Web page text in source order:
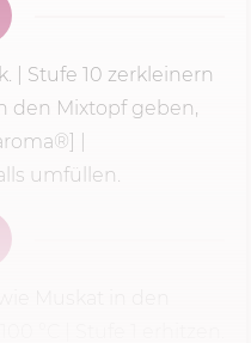
| Stufe 10 zerkleinern
den Mixtopf geben,
|
umfüllen.